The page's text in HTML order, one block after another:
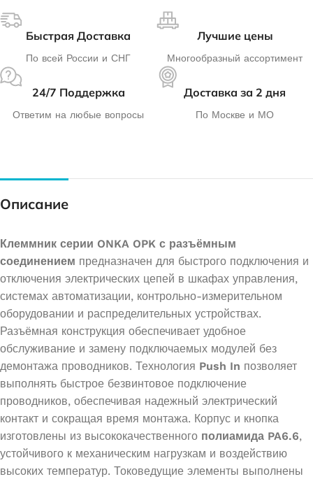
Быстрая Доставка
По всей России и СНГ
Лучшие цены
Многообразный ассортимент
24/7 Поддержка
Ответим на любые вопросы
Доставка за 2 дня
По Москве и МО
Описание
Клеммник серии ONKA OPK с разъёмным
соединением предназначен для быстрого подключения и
отключения электрических цепей в шкафах управления,
системах автоматизации, контрольно-измерительном
оборудовании и распределительных устройствах.
Разъёмная конструкция обеспечивает удобное
обслуживание и замену подключаемых модулей без
демонтажа проводников. Технология Push In позволяет
выполнять быстрое безвинтовое подключение
проводников, обеспечивая надежный электрический
контакт и сокращая время монтажа. Корпус и кнопка
изготовлены из высококачественного полиамида PA6.6,
устойчивого к механическим нагрузкам и воздействию
высоких температур. Токоведущие элементы выполнены